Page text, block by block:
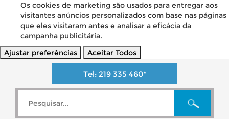
Os cookies de marketing são usados para entregar aos
visitantes anúncios personalizados com base nas páginas
que eles visitaram antes e analisar a eficácia da
campanha publicitária.
Ajustar preferências
Aceitar Todos
Tel: 219 335 460*